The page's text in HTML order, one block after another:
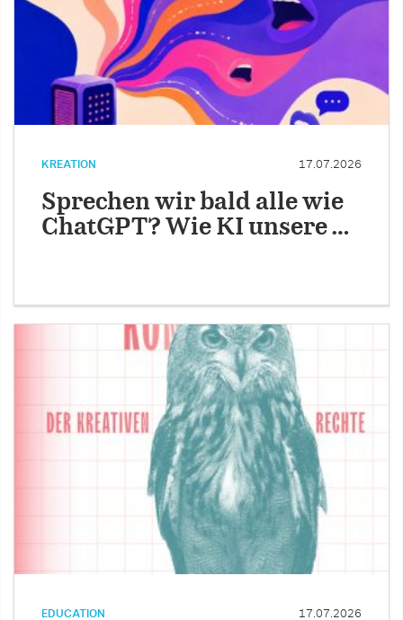
KREATION 17.07.2026
Sprechen wir bald alle wie
ChatGPT? Wie KI unsere …
EDUCATION 17.07.2026